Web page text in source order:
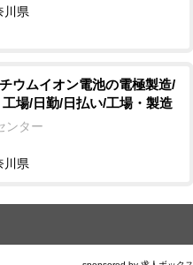
川県
チウムイオン電池の電極製造/
場/日勤/日払い/工場・製造
ンター
川県